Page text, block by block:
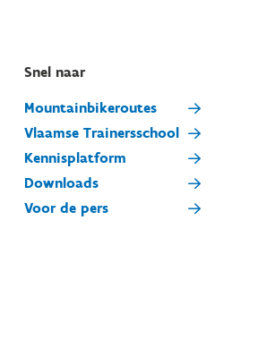
Snel naar
Mountainbikeroutes
Vlaamse Trainersschool
Kennisplatform
Downloads
Voor de pers